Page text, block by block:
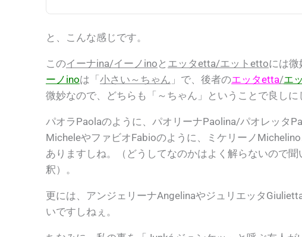
と、こんな感じです。
このイーナina/イーノino と エッタetta/エットettoには
ーノinoは 「小さい～ちゃん 」 で、後者のエッタetta/エ
微妙なので、どちらも「～ちゃん」ということで良しに
パオラPaolaのように、パオリーナPaolina/パオレッタ
MicheleやファビオFabioのように、ミケリーノ
ありますしね。（どうしてなのかはよく解らないので
釈）。
更には、アンジェリーナAngelinaやジュリエッタ
いですしねぇ。